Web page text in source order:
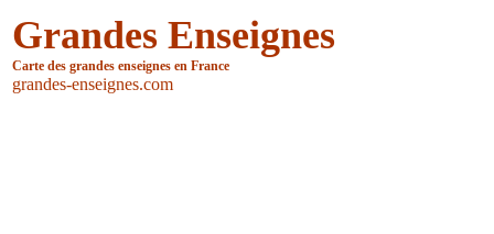
Grandes Enseignes
Carte des grandes enseignes en France
grandes-enseignes.com